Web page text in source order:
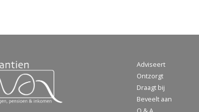
Adviseert
Ontzorgt
Draagt bij
Beveelt aan